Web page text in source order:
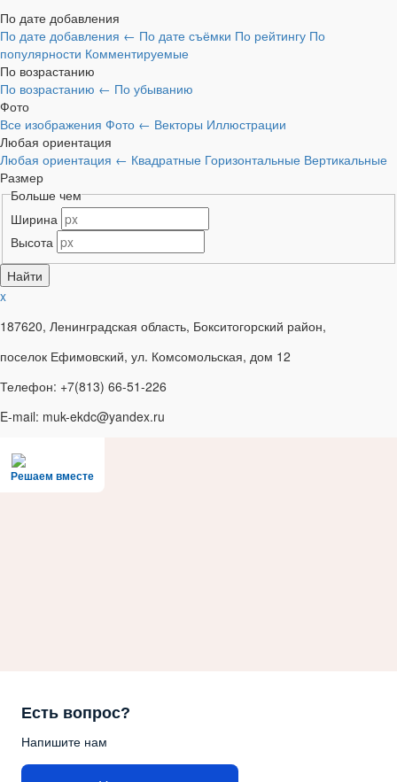
По дате добавления
По дате добавления ← По дате съёмки По рейтингу По
популярности Комментируемые
По возрастанию
По возрастанию ← По убыванию
Фото
Все изображения Фото ← Векторы Иллюстрации
Любая ориентация
Любая ориентация ← Квадратные Горизонтальные Вертикальные
Размер
Больше чем
Ширина
Высота
x
187620, Ленинградская область, Бокситогорский район,
поселок Ефимовский, ул. Комсомольская, дом 12
Телефон: +7(813) 66-51-226
E-mail: muk-ekdc@yandex.ru
Решаем вместе
Есть вопрос?
Напишите нам